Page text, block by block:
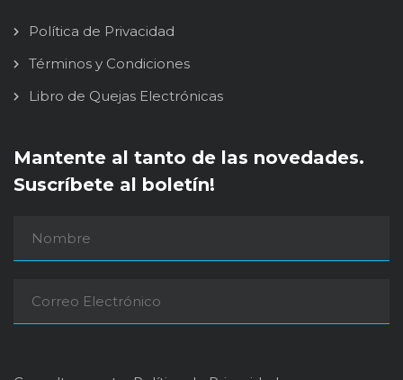
Política de Privacidad
Términos y Condiciones
Libro de Quejas Electrónicas
Mantente al tanto de las novedades.
Suscríbete al boletín!